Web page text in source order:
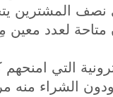
نصف المشترين
لعدد معين
التي
الشراء منه